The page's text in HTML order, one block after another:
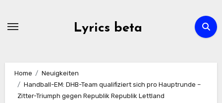
Lyrics beta
Home
Neuigkeiten
Handball-EM: DHB-Team qualifiziert sich pro Hauptrunde –
Zitter-Triumph gegen Republik Republik Lettland